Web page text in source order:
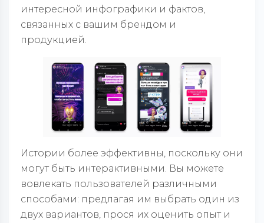
интересной инфографики и фактов,
связанных с вашим брендом и
продукцией.
Истории более эффективны, поскольку они
могут быть интерактивными. Вы можете
вовлекать пользователей различными
способами: предлагая им выбрать один из
двух вариантов, прося их оценить опыт и